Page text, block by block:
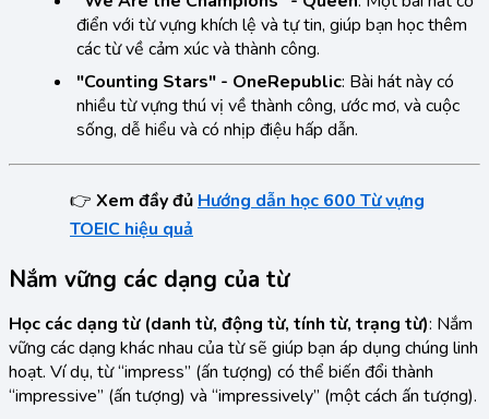
điển với từ vựng khích lệ và tự tin, giúp bạn học thêm
các từ về cảm xúc và thành công.
"Counting Stars" - OneRepublic: Bài hát này có
nhiều từ vựng thú vị về thành công, ước mơ, và cuộc
sống, dễ hiểu và có nhịp điệu hấp dẫn.
👉 Xem đầy đủHướng dẫn học 600 Từ vựng
TOEIC hiệu quả
Nắm vững các dạng của từ
Học các dạng từ (danh từ, động từ, tính từ, trạng từ): Nắm
vững các dạng khác nhau của từ sẽ giúp bạn áp dụng chúng linh
hoạt. Ví dụ, từ “impress” (ấn tượng) có thể biến đổi thành
“impressive” (ấn tượng) và “impressively” (một cách ấn tượng).